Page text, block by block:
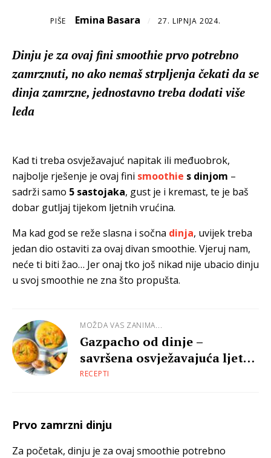
PIŠE Emina Basara / 27. LIPNJA 2024.
Dinju je za ovaj fini smoothie prvo potrebno
zamrznuti, no ako nemaš strpljenja čekati da se
dinja zamrzne, jednostavno treba dodati više
leda
Kad ti treba osvježavajuć napitak ili međuobrok,
najbolje rješenje je ovaj fini smoothie s dinjom –
sadrži samo 5 sastojaka, gust je i kremast, te je baš
dobar gutljaj tijekom ljetnih vrućina.
Ma kad god se reže slasna i sočna dinja, uvijek treba
jedan dio ostaviti za ovaj divan smoothie. Vjeruj nam,
neće ti biti žao… Jer onaj tko još nikad nije ubacio dinju
u svoj smoothie ne zna što propušta.
MOŽDA VAS ZANIMA...
Gazpacho od dinje –
savršena osvježavajuća ljetna
juha
RECEPTI
Prvo zamrzni dinju
Za početak, dinju je za ovaj smoothie potrebno